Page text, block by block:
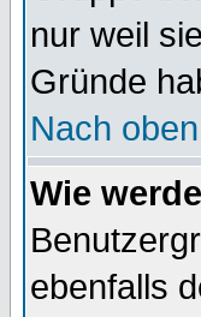
nur weil
Gründe
Nach oben
Wie
ebenfalls